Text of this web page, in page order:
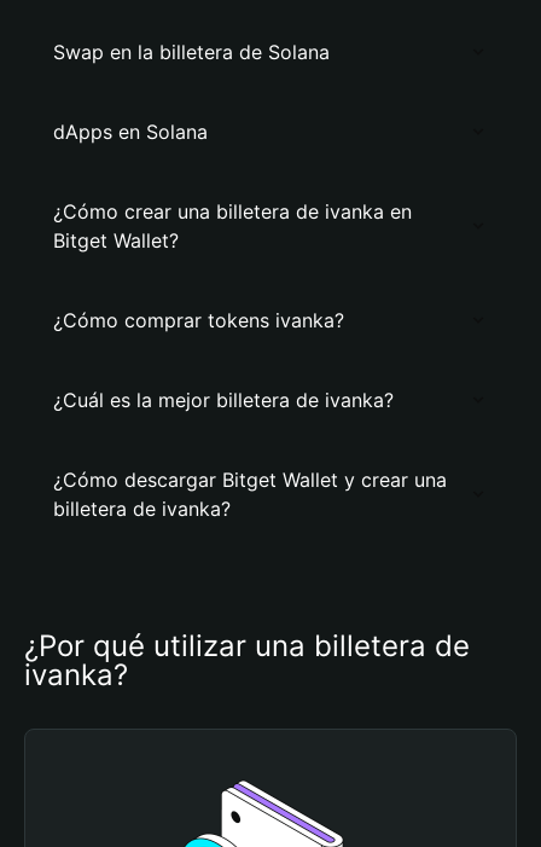
Swap en la billetera de Solana
dApps en Solana
¿Cómo crear una billetera de ivanka en
Bitget Wallet?
¿Cómo comprar tokens ivanka?
¿Cuál es la mejor billetera de ivanka?
¿Cómo descargar Bitget Wallet y crear una
billetera de ivanka?
¿Por qué utilizar una billetera de
ivanka?